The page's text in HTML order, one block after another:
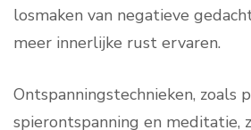
losmaken van negatieve
meer innerlijke rust ervaren.
Ontspanningstechnieken, zoals
spierontspanning en meditatie,